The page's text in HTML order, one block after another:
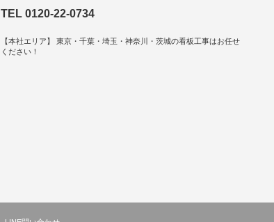
TEL 0120-22-0734
【本社エリア】 東京・千葉・埼玉・神奈川・茨城の看板工事はお任せ
ください！